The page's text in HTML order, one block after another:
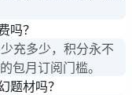
吗？
充多少，积分永不
包月订阅门槛。
题材吗？